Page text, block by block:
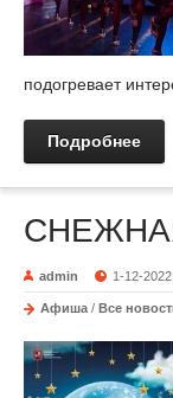
подогревает
Подробнее
admin 1-12-
Афиша / Все